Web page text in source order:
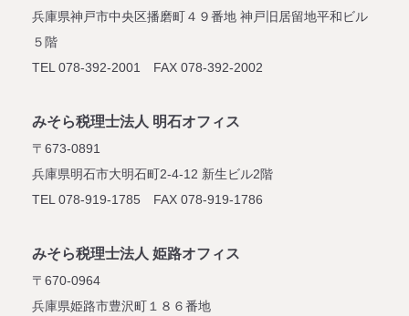
兵庫県神戸市中央区播磨町４９番地 神戸旧居留地平和ビル
５階
TEL 078-392-2001 FAX 078-392-2002
みそら税理士法人 明石オフィス
〒673-0891
兵庫県明石市大明石町2-4-12 新生ビル2階
TEL 078-919-1785 FAX 078-919-1786
みそら税理士法人 姫路オフィス
〒670-0964
兵庫県姫路市豊沢町１８６番地